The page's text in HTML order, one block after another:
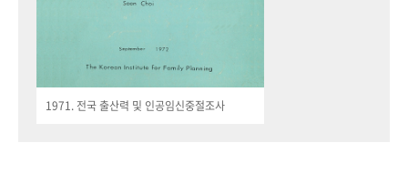
1971. 전국 출산력 및 인공임신중절조사